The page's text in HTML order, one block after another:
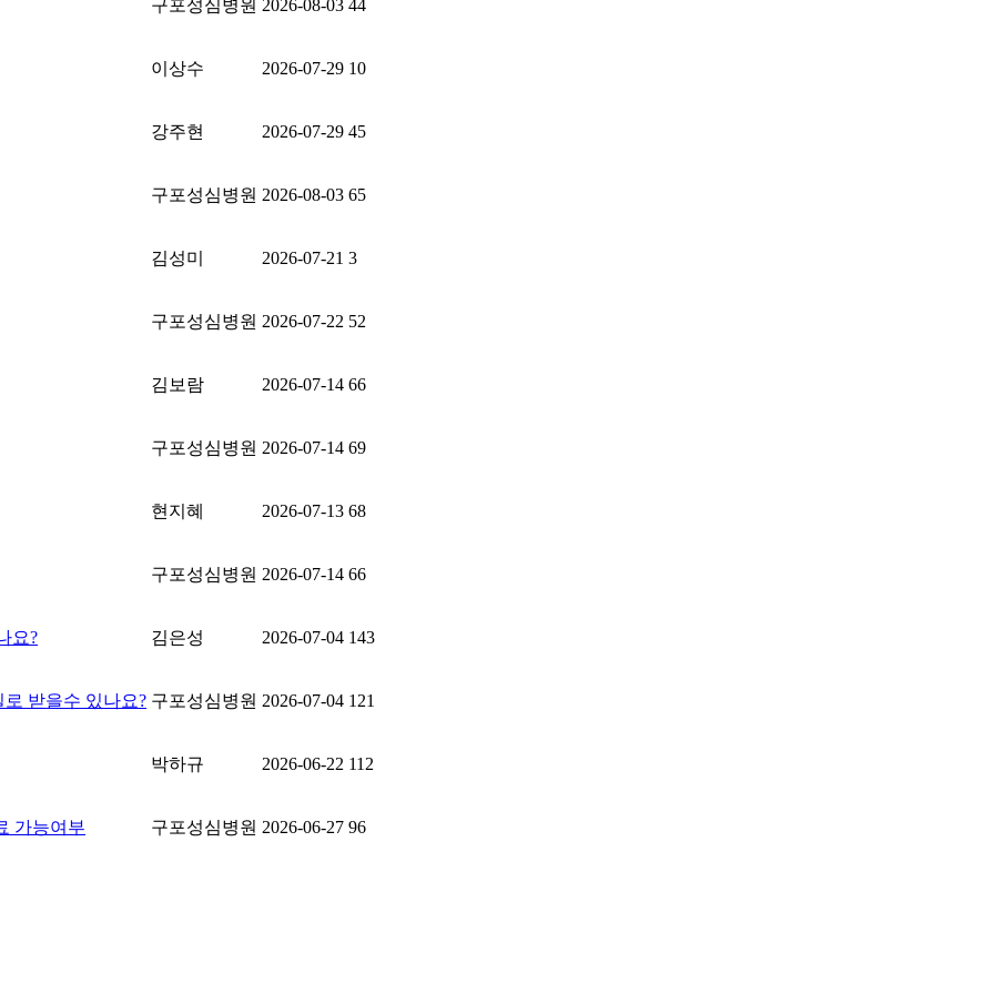
구포성심병원 2026-08-03 44
이상수 2026-07-29 10
강주현 2026-07-29 45
구포성심병원 2026-08-03 65
김성미 2026-07-21 3
구포성심병원 2026-07-22 52
김보람 2026-07-14 66
구포성심병원 2026-07-14 69
현지혜 2026-07-13 68
구포성심병원 2026-07-14 66
요? 김은성 2026-07-04 143
받을수 있나요? 구포성심병원 2026-07-04 121
박하규 2026-06-22 112
가능여부 구포성심병원 2026-06-27 96